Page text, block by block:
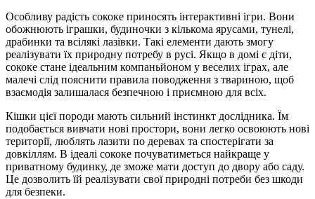
Особливу радість сококе приносять інтерактивні ігри. Вони
обожнюють іграшки, будиночки з кількома ярусами, тунелі,
драбинки та всілякі лазівки. Такі елементи дають змогу
реалізувати їх природну потребу в русі. Якщо в домі є діти,
сококе стане ідеальним компаньйоном у веселих іграх, але
малечі слід пояснити правила поводження з твариною, щоб
взаємодія залишалася безпечною і приємною для всіх.
Кішки цієї породи мають сильний інстинкт дослідника. Їм
подобається вивчати нові простори, вони легко освоюють нові
території, люблять лазити по деревах та спостерігати за
довкіллям. В ідеалі сококе почуватиметься найкраще у
приватному будинку, де зможе мати доступ до двору або саду.
Це дозволить їй реалізувати свої природні потреби без шкоди
для безпеки.